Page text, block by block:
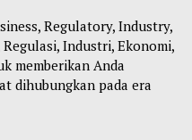
Regulatory, Industry,
Industri, Ekonomi,
memberikan Anda
dihubungkan pada era